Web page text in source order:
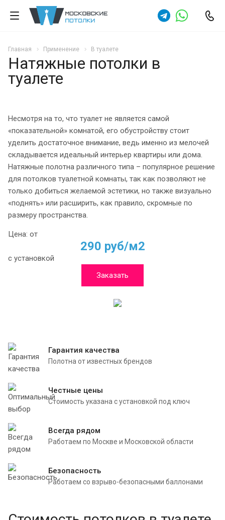
Главная Применение В туалете
Натяжные потолки в
туалете
Несмотря на то, что туалет не является самой
«показательной» комнатой, его обустройству стоит
уделить достаточное внимание, ведь именно из мелочей
складывается идеальный интерьер квартиры или дома.
Натяжные полотна различного типа – популярное решение
для потолков туалетной комнаты, так как позволяют не
только добиться желаемой эстетики, но также визуально
«поднять» или расширить, как правило, скромные по
размеру пространства.
Цена: от
290 руб/м2
с установкой
Заказать
Гарантия качества
Полотна от известных брендов
Честные цены
Стоимость указана с установкой под ключ
Всегда рядом
Работаем по Москве и Московской области
Безопасность
Работаем со взрыво-безопасными баллонами